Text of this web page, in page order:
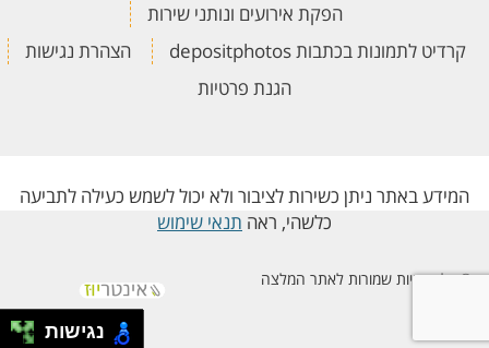
הפקת אירועים ונותני שירות
קרדיט לתמונות בכתבות depositphotos
הצהרת נגישות
הגנת פרטיות
המידע באתר ניתן כשירות לציבור ולא יכול לשמש כעילה לתביעה
כלשהי, ראה תנאי שימוש
© כל הזכויות שמורות לאתר המלצה
נגישות